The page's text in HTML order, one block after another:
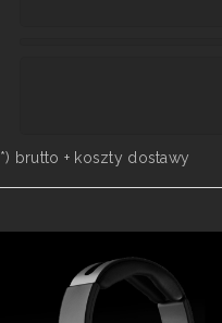
*) brutto + koszty dostawy